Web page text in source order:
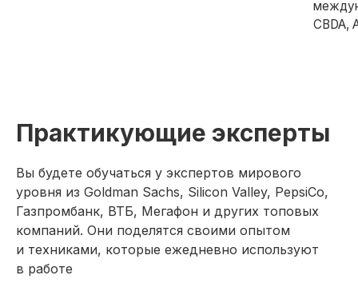
Практикующие эксперты
Вы будете обучаться у экспертов мирового
уровня из Goldman Sachs, Silicon Valley, PepsiCo,
Газпромбанк, ВТБ, Мегафон и других топовых
компаний. Они поделятся своими опытом
и техниками, которые ежедневно используют
в работе
Потому что видят
студентов возвращаются
на другие программы SF
85%